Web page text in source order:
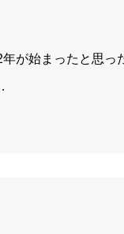
が始まったと思っ